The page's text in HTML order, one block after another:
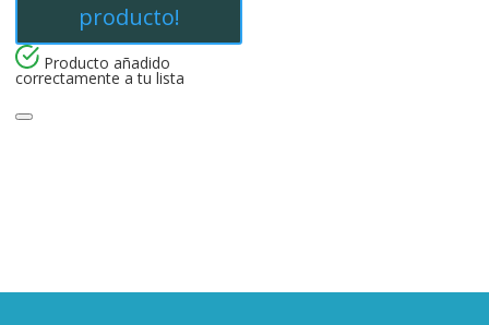
producto!
Producto añadido
correctamente a tu lista